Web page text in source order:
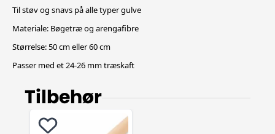
Til støv og snavs på alle typer gulve
Materiale: Bøgetræ og arengafibre
Størrelse: 50 cm eller 60 cm
Passer med et 24-26 mm træskaft
Tilbehør